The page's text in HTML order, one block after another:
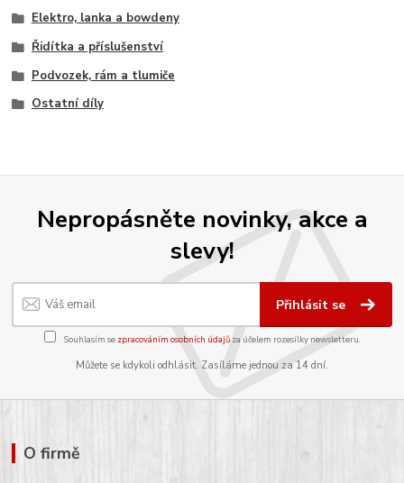
Elektro, lanka a bowdeny
Řidítka a příslušenství
Podvozek, rám a tlumiče
Ostatní díly
Nepropásněte novinky, akce a
slevy!
Přihlásit se
Souhlasím se zpracováním osobních údajůza účelem rozesílky newsletteru.
Můžete se kdykoli odhlásit. Zasíláme jednou za 14 dní.
O firmě